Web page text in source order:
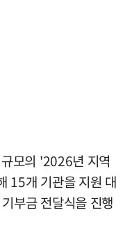
모의 '2026년 지역
15개 기관을 지원 대
부금 전달식을 진행